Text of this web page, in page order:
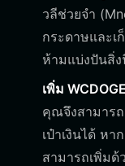
วลีช่วยจำ
กระดาษและ
ห้ามแบ่งปันสิ่
เพิ่ม
คุณจึงสามาร
เป๋าเงินได้ ห
สามารถเพิ่มด้